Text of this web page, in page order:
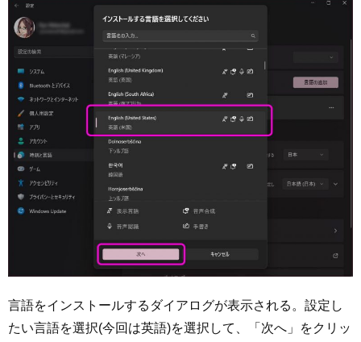
言語をインストールするダイアログが表示される。設定し
たい言語を選択(今回は英語)を選択して、「次へ」をクリッ